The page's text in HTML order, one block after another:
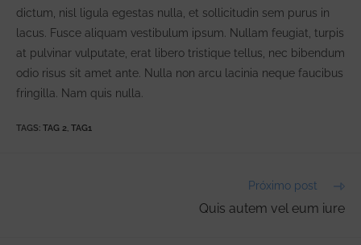
dictum, nisl ligula egestas nulla, et sollicitudin sem purus in
lacus. Fusce aliquam vestibulum ipsum. Nullam feugiat, turpis
at pulvinar vulputate, erat libero tristique tellus, nec bibendum
odio risus sit amet ante. Nulla non arcu lacinia neque faucibus
fringilla. Nam quis nulla.
TAGS: TAG 2, TAG1
Próximo post
Quis autem vel eum iure